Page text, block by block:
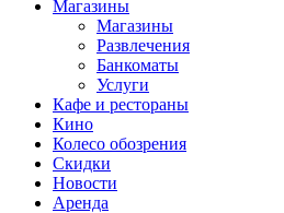
Магазины
Магазины
Развлечения
Банкоматы
Услуги
Кафе и рестораны
Кино
Колесо обозрения
Скидки
Новости
Аренда